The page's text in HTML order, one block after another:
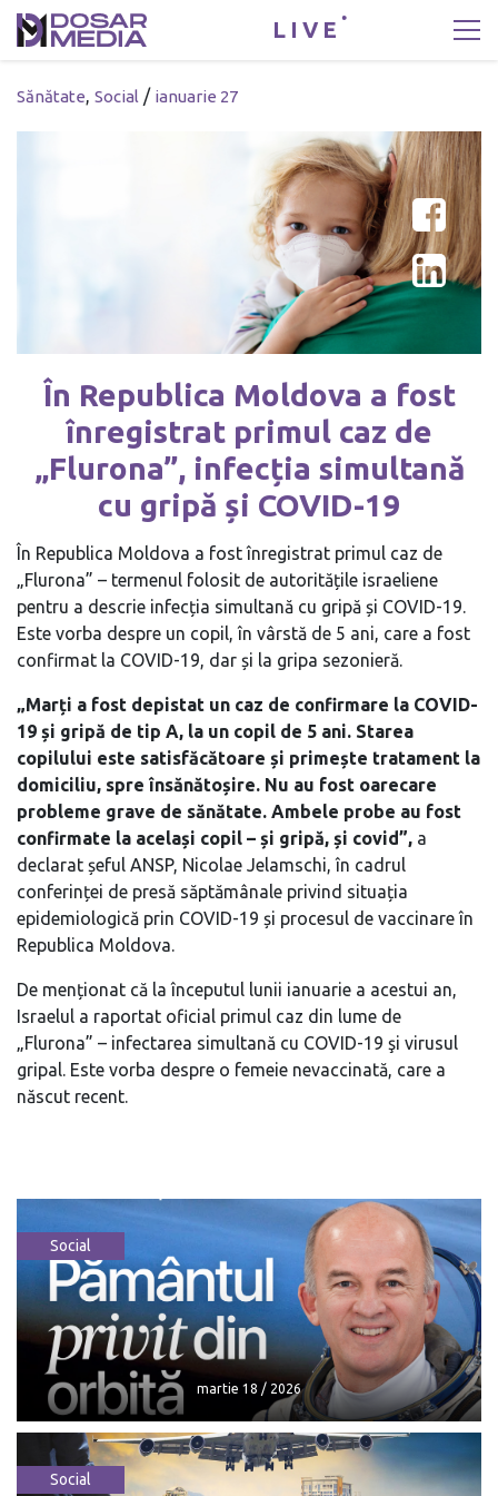
LIVE
Sănătate, Social / ianuarie 27
În Republica Moldova a fost
înregistrat primul caz de
„Flurona”, infecția simultană
cu gripă și COVID-19
În Republica Moldova a fost înregistrat primul caz de
„Flurona” – termenul folosit de autoritățile israeliene
pentru a descrie infecția simultană cu gripă și COVID-19.
Este vorba despre un copil, în vârstă de 5 ani, care a fost
confirmat la COVID-19, dar și la gripa sezonieră.
„Marți a fost depistat un caz de confirmare la COVID-
19 și gripă de tip A, la un copil de 5 ani. Starea
copilului este satisfăcătoare și primește tratament la
domiciliu, spre însănătoșire. Nu au fost oarecare
probleme grave de sănătate. Ambele probe au fost
confirmate la același copil – și gripă, și covid”, a
declarat șeful ANSP, Nicolae Jelamschi, în cadrul
conferinței de presă săptămânale privind situația
epidemiologică prin COVID-19 și procesul de vaccinare în
Republica Moldova.
De menționat că la începutul lunii ianuarie a acestui an,
Israelul a raportat oficial primul caz din lume de
„Flurona” – infectarea simultană cu COVID-19 şi virusul
gripal. Este vorba despre o femeie nevaccinată, care a
născut recent.
Social
martie 18 / 2026
Social